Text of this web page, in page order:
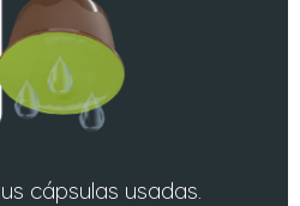
cápsulas usadas.